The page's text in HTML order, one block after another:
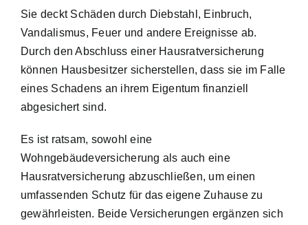
Sie deckt Schäden durch Diebstahl, Einbruch,
Vandalismus, Feuer und andere Ereignisse ab.
Durch den Abschluss einer Hausratversicherung
können Hausbesitzer sicherstellen, dass sie im Falle
eines Schadens an ihrem Eigentum finanziell
abgesichert sind.
Es ist ratsam, sowohl eine
Wohngebäudeversicherung als auch eine
Hausratversicherung abzuschließen, um einen
umfassenden Schutz für das eigene Zuhause zu
gewährleisten. Beide Versicherungen ergänzen sich